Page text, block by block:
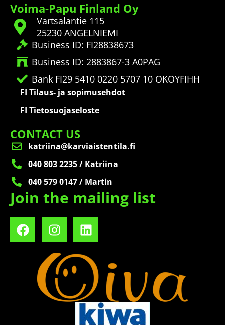
Voima-Papu Finland Oy
Vartsalantie 115
25230 ANGELNIEMI
Business ID: FI28838673
Business ID: 2883867-3 A0PAG
Bank FI29 5410 0220 5707 10 OKOYFIHH
FI Tilaus- ja sopimusehdot
FI Tietosuojaseloste
CONTACT US
katriina@karviaistentila.fi
040 803 2235 / Katriina
040 579 0147 / Martin
Join the mailing list